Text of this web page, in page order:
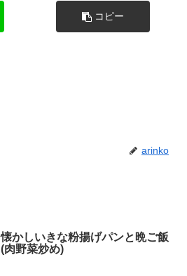
コピー
arinko
懐かしいきな粉揚げパンと晩ご飯
(肉野菜炒め)